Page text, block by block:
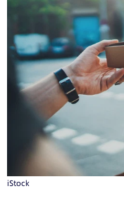
iStock